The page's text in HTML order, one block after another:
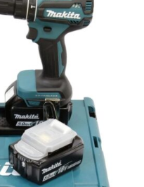
: Appareil livré sans
avec toutes les
pour étendre les
Compatibilité
avec les lames
permettant une
types de matériaux
découpe